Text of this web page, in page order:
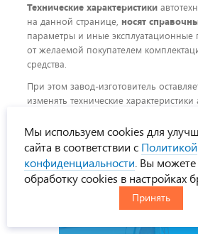
Технические характеристики
на данной странице, носят
параметры и иные эксплуатационные
от желаемой покупателем
средства.
При этом завод-изготовитель
изменять технические
комплектующих, если указанные
на улучшение параметров конструкции,
работоспособности автотехники и не
назначение.
Мы используем cookies для
сайта в соответствии с Политикой
конфиденциальности . Вы
обработку cookies в настройках
Принять